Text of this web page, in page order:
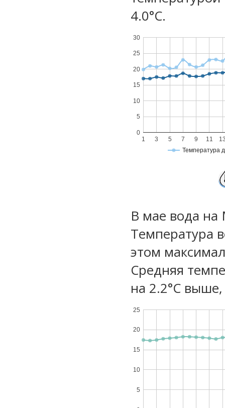
4.0°С.
Температура
1 3 5 7 9 11
0
5
10
15
20
25
30
В мае вода на
Температура
этом
Средняя
на 2.2°C
5
10
15
20
25